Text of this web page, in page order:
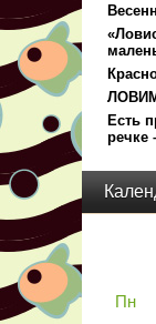
Есть
речке
Пн